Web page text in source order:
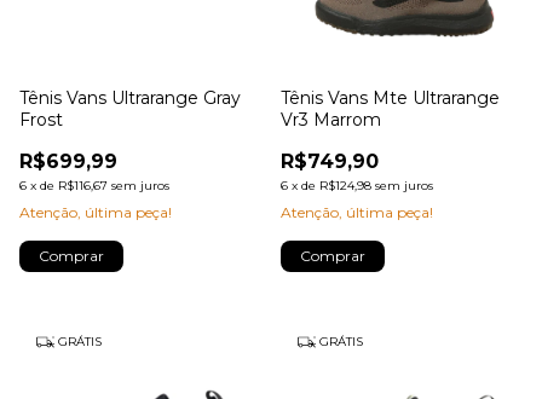
Tênis Vans Ultrarange Gray
Frost
R$699,99
6 x de R$116,67 sem juros
Atenção, última peça!
Comprar
Tênis Vans Mte Ultrarange
Vr3 Marrom
R$749,90
6 x de R$124,98 sem juros
Atenção, última peça!
Comprar
GRÁTIS GRÁTIS